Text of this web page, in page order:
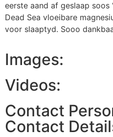
eerste aand af geslaap soos
Dead Sea vloeibare
voor slaaptyd. Sooo dankbaar
Images:
Videos:
Contact
Contact